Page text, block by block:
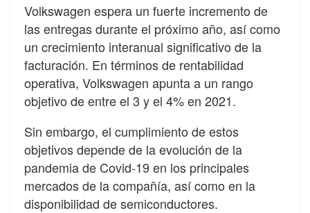
Volkswagen espera un fuerte incremento de
las entregas durante el próximo año, así como
un crecimiento interanual significativo de la
facturación. En términos de rentabilidad
operativa, Volkswagen apunta a un rango
objetivo de entre el 3 y el 4% en 2021.
Sin embargo, el cumplimiento de estos
objetivos depende de la evolución de la
pandemia de Covid-19 en los principales
mercados de la compañía, así como en la
disponibilidad de semiconductores.